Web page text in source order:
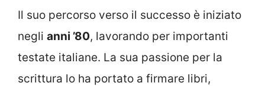
Il suo percorso verso il successo è iniziato
negli anni ’80, lavorando per importanti
testate italiane. La sua passione per la
scrittura lo ha portato a firmare libri,